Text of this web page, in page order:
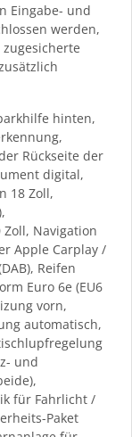
Eingabe- und
werden,
hinten,
Rückseite der
digital,
18 Zoll,
Navigation
Apple Carplay /
Reifen
Euro 6e (EU6
vorn,
automatisch,
und
für Fahrlicht /
Paket